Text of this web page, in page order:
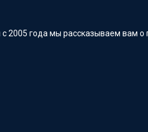
года мы рассказываем вам